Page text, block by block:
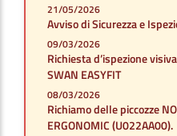
21/05/2026
Avviso di Sicurezza e
09/03/2026
Richiesta d’ispezione
SWAN EASYFIT
08/03/2026
Richiamo delle piccozze
ERGONOMIC (U022AA00).